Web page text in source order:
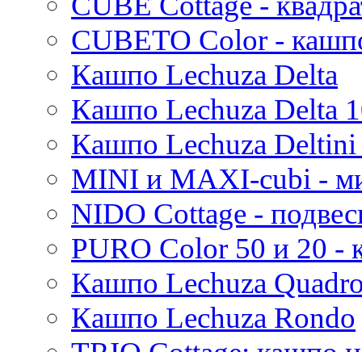
Iris
Mees
Pure
CUBETO Color -
Кашпо Lechuza Delta
Кашпо Lechuza Delta
Кашпо Lechuza
MINI и MAXI-cubi -
NIDO Cottage -
PURO Color 50 и 20
Кашпо Lechuza
Кашпо Lechuza Rondo